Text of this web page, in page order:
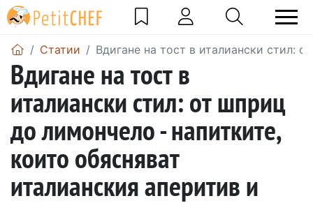
Статии Вдигане на тост в италиански стил:
Вдигане на тост в
италиански стил: от шприц
до лимончело - напитките,
които обясняват
италианския аперитив и